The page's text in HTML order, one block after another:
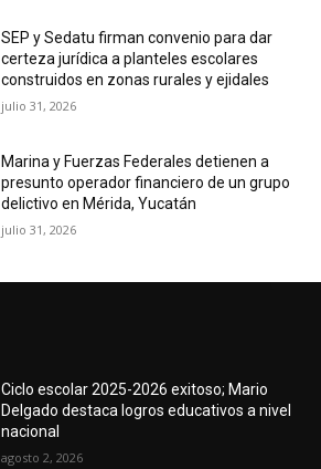
SEP y Sedatu firman convenio para dar
certeza jurídica a planteles escolares
construidos en zonas rurales y ejidales
julio 31, 2026
Marina y Fuerzas Federales detienen a
presunto operador financiero de un grupo
delictivo en Mérida, Yucatán
julio 31, 2026
Ciclo escolar 2025-2026 exitoso; Mario
Delgado destaca logros educativos a nivel
nacional
agosto 2, 2026